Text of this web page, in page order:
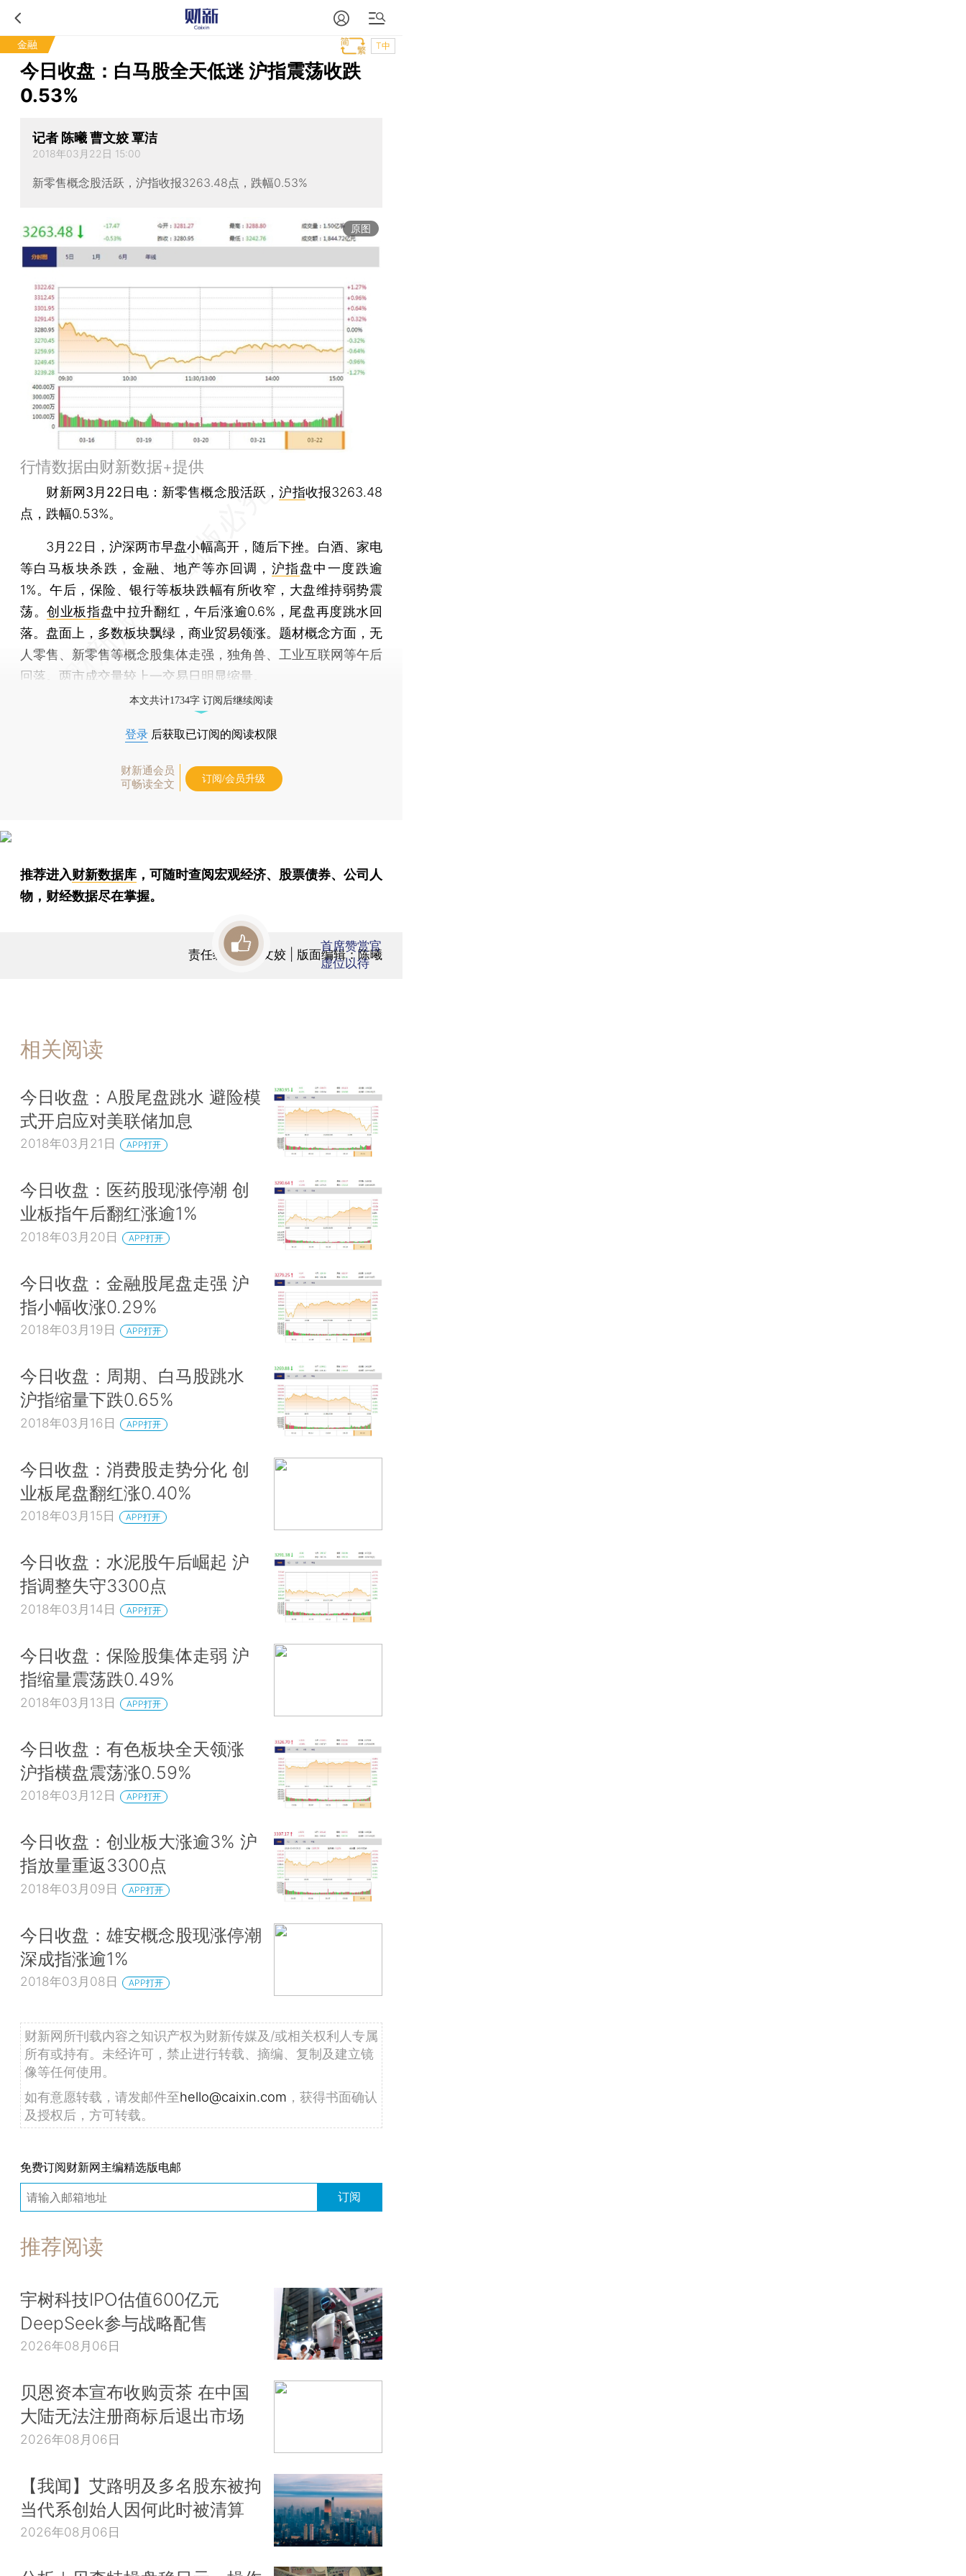
金融 T中
今日收盘：白马股全天低迷 沪指震荡收跌
0.53%
记者 陈曦 曹文姣 覃洁
2018年03月22日 15:00
新零售概念股活跃，沪指收报3263.48点，跌幅0.53%
原图
行情数据由财新数据+提供
财新网3月22日电：新零售概念股活跃，沪指收报3263.48
点，跌幅0.53%。
3月22日，沪深两市早盘小幅高开，随后下挫。白酒、家电
等白马板块杀跌，金融、地产等亦回调， 沪指盘中一度跌逾
1%。午后，保险、银行等板块跌幅有所收窄，大盘维持弱势震
荡。创业板指盘中拉升翻红，午后涨逾0.6%，尾盘再度跳水回
落。盘面上，多数板块飘绿，商业贸易领涨。题材概念方面，无
人零售、新零售等概念股集体走强，独角兽、工业互联网等午后
回落。两市成交量较上一交易日明显缩量。
本文共计1734字 订阅后继续阅读
登录 后获取已订阅的阅读权限
财新通会员
可畅读全文
订阅/会员升级
推荐进入财新数据库 ，可随时查阅宏观经济、股票债券、公司人
物，财经数据尽在掌握。
责任编辑：曹文姣 | 版面编辑：陈曦
首席赞赏官
虚位以待
相关阅读
今日收盘：A股尾盘跳水 避险模
式开启应对美联储加息
2018年03月21日 APP打开
今日收盘：医药股现涨停潮 创
业板指午后翻红涨逾1%
2018年03月20日 APP打开
今日收盘：金融股尾盘走强 沪
指小幅收涨0.29%
2018年03月19日 APP打开
今日收盘：周期、白马股跳水
沪指缩量下跌0.65%
2018年03月16日 APP打开
今日收盘：消费股走势分化 创
业板尾盘翻红涨0.40%
2018年03月15日 APP打开
今日收盘：水泥股午后崛起 沪
指调整失守3300点
2018年03月14日 APP打开
今日收盘：保险股集体走弱 沪
指缩量震荡跌0.49%
2018年03月13日 APP打开
今日收盘：有色板块全天领涨
沪指横盘震荡涨0.59%
2018年03月12日 APP打开
今日收盘：创业板大涨逾3% 沪
指放量重返3300点
2018年03月09日 APP打开
今日收盘：雄安概念股现涨停潮
深成指涨逾1%
2018年03月08日 APP打开
财新网所刊载内容之知识产权为财新传媒及/或相关权利人专属
所有或持有。未经许可，禁止进行转载、摘编、复制及建立镜
像等任何使用。
如有意愿转载，请发邮件至hello@caixin.com ，获得书面确认
及授权后，方可转载。
免费订阅财新网主编精选版电邮
订阅
推荐阅读
宇树科技IPO估值600亿元
DeepSeek参与战略配售
2026年08月06日
贝恩资本宣布收购贡茶 在中国
大陆无法注册商标后退出市场
2026年08月06日
【我闻】艾路明及多名股东被拘
当代系创始人因何此时被清算
2026年08月06日